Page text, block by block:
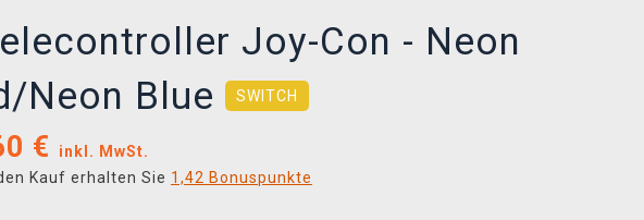
Joy-Con - Neon
Neon Blue
SWITCH
€
inkl. MwSt.
Kauf erhalten Sie 1,42 Bonuspunkte